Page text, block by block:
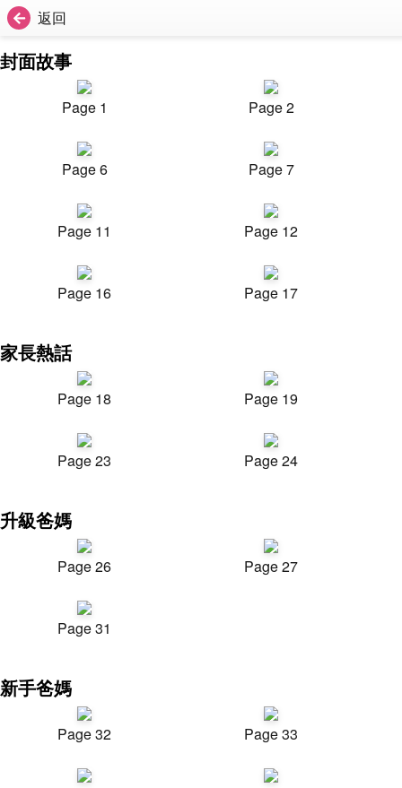
返回
封面故事
Page 1 Page 2
Page 6 Page 7
Page 11 Page 12
Page 16 Page 17
家長熱話
Page 18 Page 19
Page 23 Page 24
升級爸媽
Page 26 Page 27
Page 31
新手爸媽
Page 32 Page 33